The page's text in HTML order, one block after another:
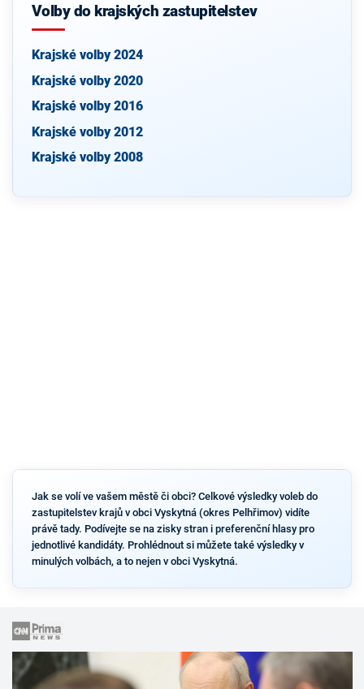
Volby do krajských zastupitelstev
Krajské volby 2024
Krajské volby 2020
Krajské volby 2016
Krajské volby 2012
Krajské volby 2008
Jak se volí ve vašem městě či obci? Celkové výsledky voleb do
zastupitelstev krajů v obci Vyskytná (okres Pelhřimov) vidíte
právě tady. Podívejte se na zisky stran i preferenční hlasy pro
jednotlivé kandidáty. Prohlédnout si můžete také výsledky v
minulých volbách, a to nejen v obci Vyskytná.